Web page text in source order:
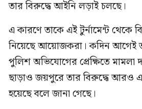
তার বিরুদ্ধে আইনি লড়াই চলছে।
এ কারণে তাকে এই টুর্নামেন্ট থেকে
নিয়েছে আয়োজকরা। কদিন আগেই
পুলিশ অভিযোগের প্রেক্ষিতে মামলা
ছাড়াও জয়পুরে তার বিরুদ্ধে আরও
হয়েছে বলে জানা গেছে।